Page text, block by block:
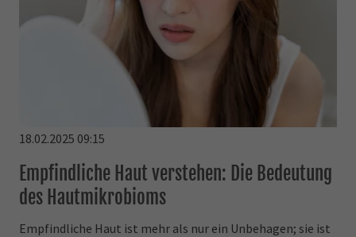
18.02.2025 09:15
Empfindliche Haut verstehen: Die Bedeutung
des Hautmikrobioms
Empfindliche Haut ist mehr als nur ein Unbehagen; sie ist